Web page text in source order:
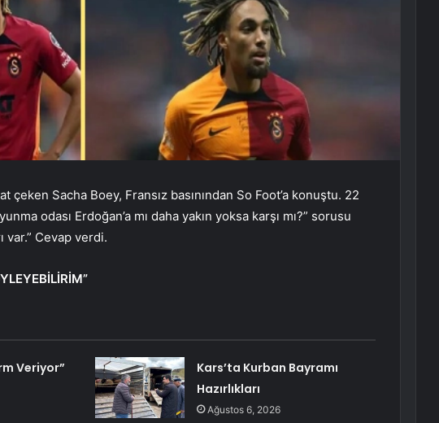
çeken Sacha Boey, Fransız basınından So Foot’a konuştu. 22
odası Erdoğan’a mı daha yakın yoksa karşı mı?” sorusu
var.” Cevap verdi.
Veriyor”
Kars’ta Kurban Bayramı
Hazırlıkları
Ağustos 6, 2026